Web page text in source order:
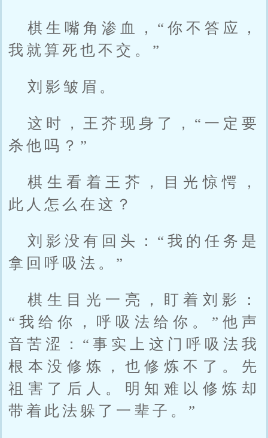
棋生嘴角渗血，“你不答应，
我就算死也不交。”
刘影皱眉。
这时，王芥现身了，“一定要
杀他吗？”
棋生看着王芥，目光惊愕，
此人怎么在这？
刘影没有回头：“我的任务是
拿回呼吸法。”
棋生目光一亮，盯着刘影：
“我给你，呼吸法给你。”他声
音苦涩：“事实上这门呼吸法我
根本没修炼，也修炼不了。先
祖害了后人。明知难以修炼却
带着此法躲了一辈子。”